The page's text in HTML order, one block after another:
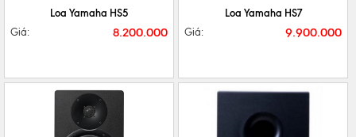
Loa Yamaha HS5
Giá: 8.200.000
Loa Yamaha HS7
Giá: 9.900.000